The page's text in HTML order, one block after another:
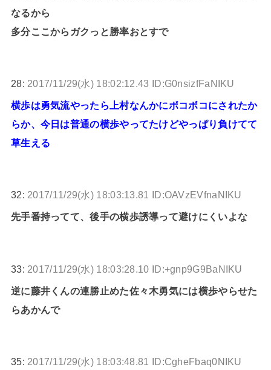
なるから
多分ここからガクっと勝率おとすで
28: 2017/11/29(水) 18:02:12.43 ID:G0nsizfFaNIKU
横歩は勇気流やったら上村なんかにボコボコにされたか
らか、今日は普通の横歩やってたけどやっぱり負けてて
草生える
32: 2017/11/29(水) 18:03:13.81 ID:OAVzEVfnaNIKU
先手番持ってて、後手の横歩誘導って避けにくいよな
33: 2017/11/29(水) 18:03:28.10 ID:+gnp9G9BaNIKU
逆に藤井くんの連勝止めた佐々木勇気には横歩やらせた
らあかんで
35: 2017/11/29(水) 18:03:48.81 ID:CgheFbaq0NIKU